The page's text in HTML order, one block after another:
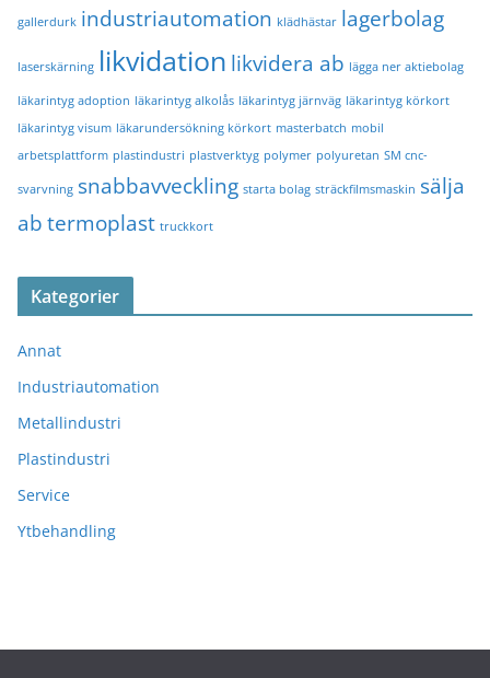
gallerdurk industriautomation klädhästar lagerbolag
laserskärning likvidation likvidera ab lägga ner aktiebolag
läkarintyg adoption läkarintyg alkolås läkarintyg järnväg läkarintyg körkort
läkarintyg visum läkarundersökning körkort masterbatch mobil
arbetsplattform plastindustri plastverktyg polymer polyuretan SM cnc-
svarvning snabbavveckling starta bolag sträckfilmsmaskin sälja
abtermoplast truckkort
Kategorier
Annat
Industriautomation
Metallindustri
Plastindustri
Service
Ytbehandling